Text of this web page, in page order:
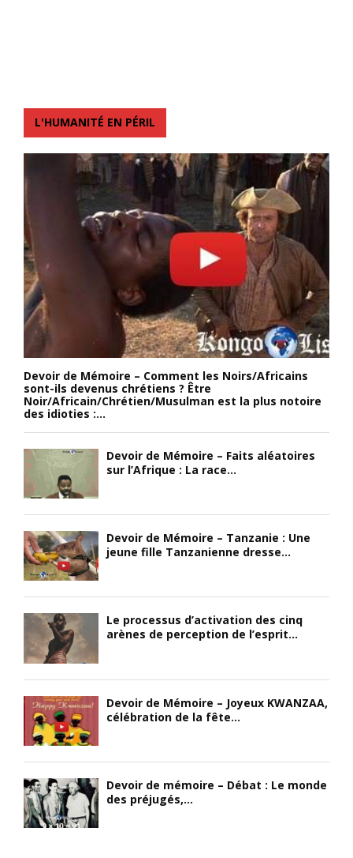
L'HUMANITÉ EN PÉRIL
Devoir de Mémoire – Comment les Noirs/Africains
sont-ils devenus chrétiens ? Être
Noir/Africain/Chrétien/Musulman est la plus notoire
des idioties :...
Devoir de Mémoire – Faits aléatoires
sur l’Afrique : La race...
Devoir de Mémoire – Tanzanie : Une
jeune fille Tanzanienne dresse...
Le processus d’activation des cinq
arènes de perception de l’esprit...
Devoir de Mémoire – Joyeux KWANZAA,
célébration de la fête...
Devoir de mémoire – Débat : Le monde
des préjugés,...